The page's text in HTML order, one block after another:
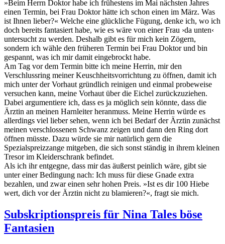
»Beim Herrn Doktor habe ich frühestens im Mai nächsten Jahres
einen Termin, bei Frau Doktor hätte ich schon einen im März. Was
ist Ihnen lieber?« Welche eine glückliche Fügung, denke ich, wo ich
doch bereits fantasiert habe, wie es wäre von einer Frau ›da unten‹
untersucht zu werden. Deshalb gibt es für mich kein Zögern,
sondern ich wähle den früheren Termin bei Frau Doktor und bin
gespannt, was ich mir damit eingebrockt habe.
Am Tag vor dem Termin bitte ich meine Herrin, mir den
Verschlussring meiner Keuschheitsvorrichtung zu öffnen, damit ich
mich unter der Vorhaut gründlich reinigen und einmal probeweise
versuchen kann, meine Vorhaut über die Eichel zurückzuziehen.
Dabei argumentiere ich, dass es ja möglich sein könnte, dass die
Ärztin an meinen Harnleiter heranmuss. Meine Herrin würde es
allerdings viel lieber sehen, wenn ich bei Bedarf der Ärztin zunächst
meinen verschlossenen Schwanz zeigen und dann den Ring dort
öffnen müsste. Dazu würde sie mir natürlich gern die
Spezialspreizzange mitgeben, die sich sonst ständig in ihrem kleinen
Tresor im Kleiderschrank befindet.
Als ich ihr entgegne, dass mir das äußerst peinlich wäre, gibt sie
unter einer Bedingung nach: Ich muss für diese Gnade extra
bezahlen, und zwar einen sehr hohen Preis. »Ist es dir 100 Hiebe
wert, dich vor der Ärztin nicht zu blamieren?«, fragt sie mich.
Subskriptionspreis für Nina Tales böse
Fantasien